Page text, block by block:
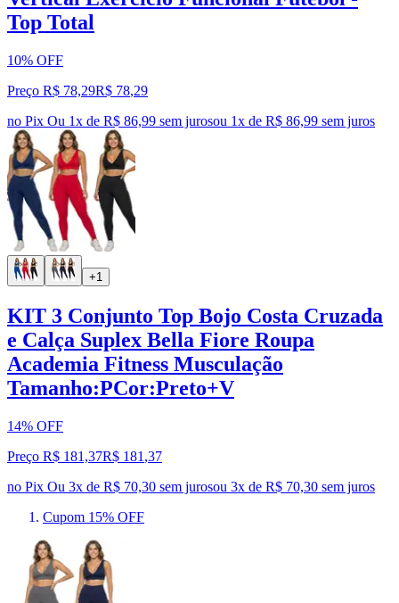
Top Total
10% OFF
Preço R$ 78,29R$ 78,29
no Pix Ou 1x de R$ 86,99 sem jurosou 1x de R$ 86,99 sem juros
+1
KIT 3 Conjunto Top Bojo Costa Cruzada
e Calça Suplex Bella Fiore Roupa
Academia Fitness Musculação
Tamanho:PCor:Preto+V
14% OFF
Preço R$ 181,37R$ 181 ,37
no Pix Ou 3x de R$ 70,30 sem jurosou 3x de R$ 70,30 sem juros
Cupom 15% OFF